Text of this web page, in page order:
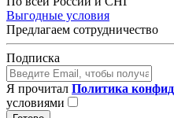
Выгодные условия
Предлагаем сотрудничество
Подписка
Я прочитал Политика
условиями